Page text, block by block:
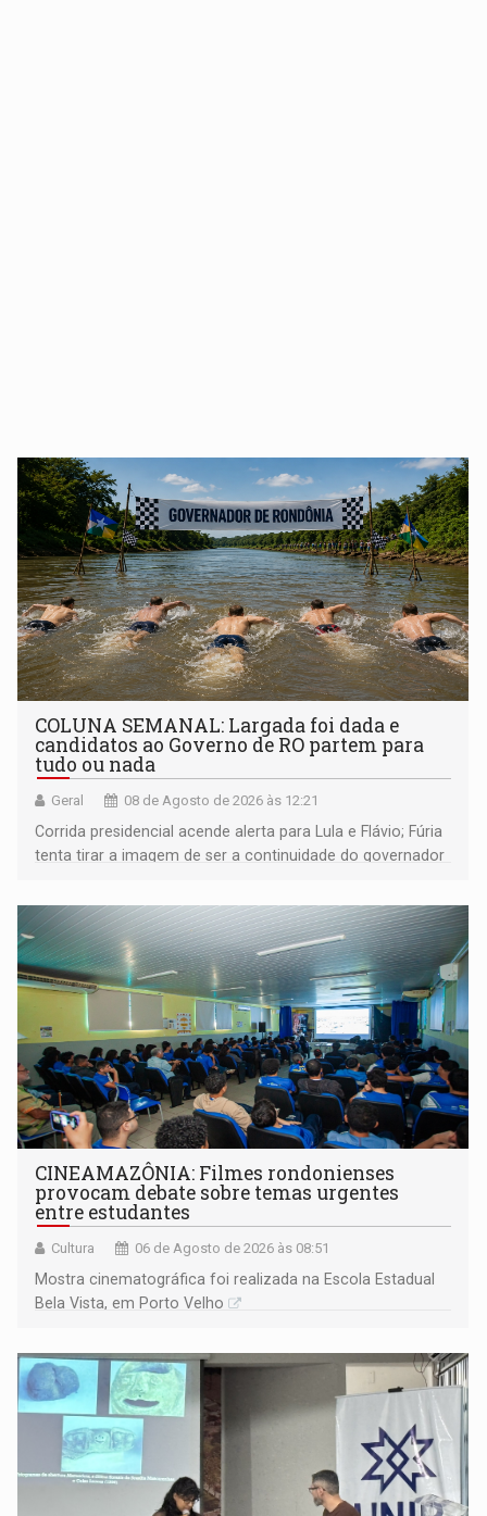
COLUNA SEMANAL: Largada foi dada e
candidatos ao Governo de RO partem para
tudo ou nada
Geral 08 de Agosto de 2026 às 12:21
Corrida presidencial acende alerta para Lula e Flávio; Fúria
tenta tirar a imagem de ser a continuidade do governador
não ter entrado no modo eleição; ABAV faz evento em
Porto Velho
CINEAMAZÔNIA: Filmes rondonienses
provocam debate sobre temas urgentes
entre estudantes
Cultura 06 de Agosto de 2026 às 08:51
Mostra cinematográfica foi realizada na Escola Estadual
Bela Vista, em Porto Velho